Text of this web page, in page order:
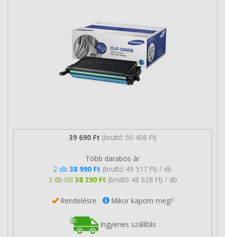
39 690 Ft (bruttó 50 406 Ft)
Több darabos ár
2 db 38 990 Ft (bruttó 49 517 Ft) / db
3 db-tól 38 290 Ft (bruttó 48 628 Ft) / db
Rendelésre Mikor kapom meg?
Ingyenes szállítás